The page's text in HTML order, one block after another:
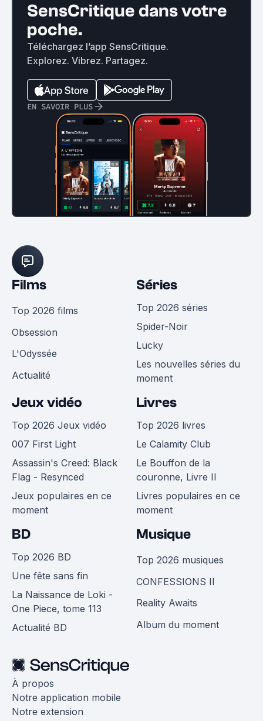
SensCritique dans votre
poche.
Téléchargez l’app SensCritique.
Explorez. Vibrez. Partagez.
EN SAVOIR PLUS
Films
Top 2026 films
Obsession
L'Odyssée
Actualité
Séries
Top 2026 séries
Spider-Noir
Lucky
Les nouvelles séries du
moment
Jeux vidéo
Top 2026 Jeux vidéo
007 First Light
Assassin's Creed: Black
Flag - Resynced
Jeux populaires en ce
moment
Livres
Top 2026 livres
Le Calamity Club
Le Bouffon de la
couronne, Livre II
Livres populaires en ce
moment
BD
Top 2026 BD
Une fête sans fin
La Naissance de Loki -
One Piece, tome 113
Actualité BD
Musique
Top 2026 musiques
CONFESSIONS II
Reality Awaits
Album du moment
À propos
Notre application mobile
Notre extension